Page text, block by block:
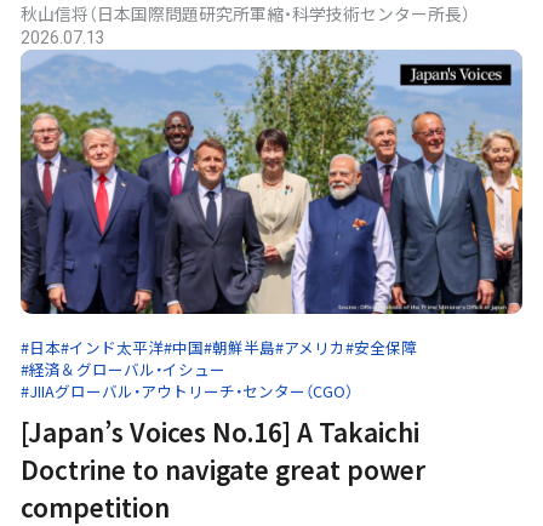
秋山信将（日本国際問題研究所軍縮・科学技術センター所長）
2026.07.13
#日本#インド太平洋#中国#朝鮮半島#アメリカ#安全保障
#経済＆グローバル・イシュー
#JIIAグローバル・アウトリーチ・センター（CGO）
[Japan’s Voices No.16] A Takaichi
Doctrine to navigate great power
competition